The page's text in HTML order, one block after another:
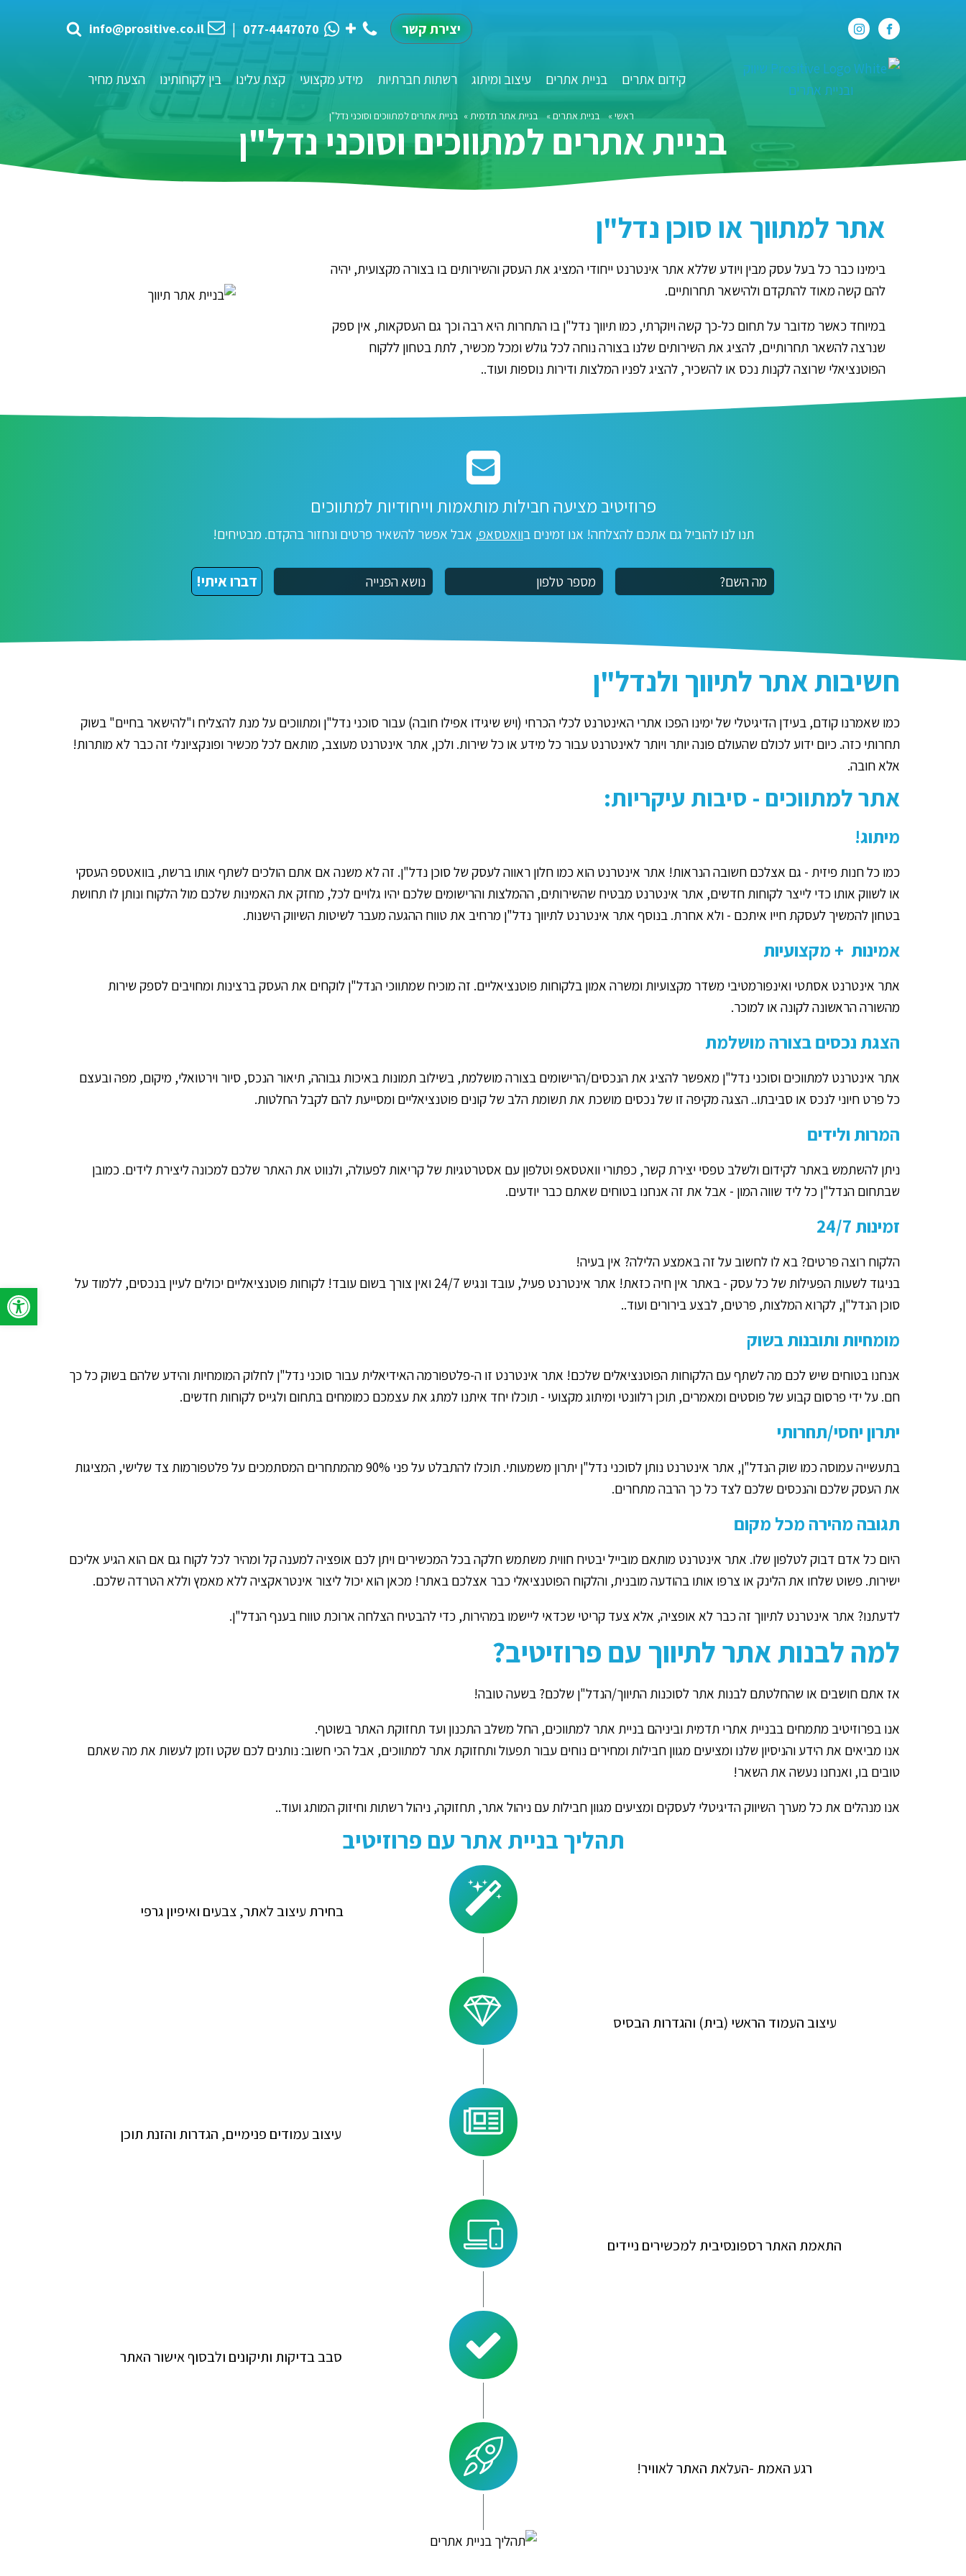
יצירת קשר 077-4447070
|
info@prositive.co.il
קידום אתרים בניית אתרים עיצוב ומיתוג רשתות חברתיות מידע מקצועי קצת עלינו בין לקוחותינו הצעת מחיר
ראשי» בניית אתרים» בניית אתר תדמית» בניית אתרים למתווכים וסוכני נדל"ן
בניית אתרים למתווכים וסוכני נדל"ן
אתר למתווך או סוכן נדל"ן
בימינו כבר כל בעל עסק מבין ויודע שללא אתר אינטרנט ייחודי המציג את העסק והשירותים בו בצורה מקצועית, יהיה
להם קשה מאוד להתקדם ולהישאר תחרותיים.
במיוחד כאשר מדובר על תחום כל-כך קשה ויוקרתי, כמו תיווך נדל"ן בו התחרות היא רבה וכך גם העסקאות, אין ספק
שנרצה להשאר תחרותיים, להציג את השירותים שלנו בצורה נוחה לכל גולש ומכל מכשיר, לתת בטחון ללקוח
הפוטנציאלי שרוצה לקנות נכס או להשכיר, להציג לפניו המלצות ודירות נוספות ועוד..
פרוזיטיב מציעה חבילות מותאמות וייחודיות למתווכים
תנו לנו להוביל גם אתכם להצלחה! אנו זמינים בוואטסאפ, אבל אפשר להשאיר פרטים ונחזור בהקדם. מבטיחים!
חשיבות אתר לתיווך ולנדל"ן
כמו שאמרנו קודם, בעידן הדיגיטלי של ימינו הפכו אתרי האינטרנט לכלי הכרחי (ויש שיגידו אפילו חובה) עבור סוכני נדל"ן ומתווכים על מנת להצליח ו"להישאר בחיים" בשוק
תחרותי כזה. כיום ידוע לכולם שהעולם פונה יותר ויותר לאינטרנט עבור כל מידע או כל שירות. ולכן, אתר אינטרנט מעוצב, מותאם לכל מכשיר ופונקציונלי זה כבר לא מותרות!
אלא חובה.
אתר למתווכים - סיבות עיקריות:
מיתוג!
כמו כל חנות פיזית - גם אצלכם חשובה הנראות! אתר אינטרנט הוא כמו חלון ראווה לעסק של סוכן נדל"ן. זה לא משנה אם אתם הולכים לשתף אותו ברשת, בוואטספ העסקי
או לשווק אותו כדי לייצר לקוחות חדשים, אתר אינטרנט מבטיח שהשירותים, ההמלצות והרישומים שלכם יהיו גלויים לכל, מחזק את האמינות שלכם מול הלקוח ונותן לו תחושת
בטחון להמשיך לעסקת חייו איתכם - ולא אחרת. בנוסף אתר אינטרנט לתיווך נדל"ן מרחיב את טווח ההגעה מעבר לשיטות השיווק הישנות.
אמינות + מקצועיות
אתר אינטרנט אסתטי ואינפורמטיבי משדר מקצועיות ומשרה אמון בלקוחות פוטנציאליים. זה מוכיח שמתווכי הנדל"ן לוקחים את העסק ברצינות ומחויבים לספק שירות
מהשורה הראשונה לקונה או למוכר.
הצגת נכסים בצורה מושלמת
אתר אינטרנט למתווכים וסוכני נדל"ן מאפשר להציג את הנכסים/הרישומים בצורה מושלמת, בשילוב תמונות באיכות גבוהה, תיאור הנכס, סיור וירטואלי, מיקום, מפה ובעצם
כל פרט חיוני לנכס או סביבתו.. הצגה מקיפה זו של נכסים מושכת את תשומת הלב של קונים פוטנציאליים ומסייעת להם לקבל החלטות.
המרות ולידים
ניתן להשתמש באתר לקידום ולשלב טפסי יצירת קשר, כפתורי וואטסאפ וטלפון עם אסטרטגיות של קריאות לפעולה, ולנווט את האתר שלכם למכונה ליצירת לידים. כמובן
שבתחום הנדל"ן כל ליד שווה המון - אבל את זה אנחנו בטוחים שאתם כבר יודעים.
זמינות 24/7
הלקוח רוצה פרטים? בא לו לחשוב על זה באמצע הלילה? אין בעיה!
בניגוד לשעות הפעילות של כל עסק - באתר אין חיה כזאת! אתר אינטרנט פעיל, עובד ונגיש 24/7 ואין צורך בשום עובד! לקוחות פוטנציאליים יכולים לעיין בנכסים, ללמוד על
סוכן הנדל"ן, לקרוא המלצות, פרטים, לבצע בירורים ועוד..
מומחיות ותובנות בשוק
אנחנו בטוחים שיש לכם מה לשתף עם הלקוחות הפוטנציאלים שלכם! אתר אינטרנט זו ה-פלטפורמה האידיאלית עבור סוכני נדל"ן לחלוק המומחיות והידע שלהם בשוק כל כך
חם. על ידי פרסום קבוע של פוסטים ומאמרים, תוכן רלוונטי ומיתוג מקצועי - תוכלו יחד איתנו למתג את עצמכם כמומחים בתחום ולגייס לקוחות חדשים.
יתרון יחסי/תחרותי
בתעשייה עמוסה כמו שוק הנדל"ן, אתר אינטרנט נותן לסוכני נדל"ן יתרון משמעותי. תוכלו להתבלט על פני 90% מהמתחרים המסתמכים על פלטפורמות צד שלישי, המציגות
את העסק שלכם והנכסים שלכם לצד כל כך הרבה מתחרים.
תגובה מהירה מכל מקום
היום כל אדם דבוק לטלפון שלו. אתר אינטרנט מותאם מובייל יבטיח חווית משתמש חלקה בכל המכשירים ויתן לכם אופציה למענה קל ומהיר לכל לקוח גם אם הוא הגיע אליכם
ישירות. פשוט שלחו את הלינק או צרפו אותו בהודעה מובנית, והלקוח הפוטנציאלי כבר אצלכם באתר! מכאן הוא יכול ליצור אינטראקציה ללא מאמץ וללא הטרדה שלכם.
לדעתנו? אתר אינטרנט לתיווך זה כבר לא אופציה, אלא צעד קריטי שכדאי ליישמו במהירות, כדי להבטיח הצלחה ארוכת טווח בענף הנדל"ן.
למה לבנות אתר לתיווך עם פרוזיטיב?
אז אתם חושבים או שהחלטתם לבנות אתר לסוכנות התיווך/הנדל"ן שלכם? בשעה טובה!
אנו בפרוזיטיב מתמחים בבניית אתרי תדמית וביניהם בניית אתר למתווכים, החל משלב התכנון ועד תחזוקת האתר בשוטף.
אנו מביאים את הידע והניסיון שלנו ומציעים מגוון חבילות ומחירים נוחים עבור תפעול ותחזוקת אתר למתווכים, אבל הכי חשוב: נותנים לכם שקט וזמן לעשות את מה שאתם
טובים בו, ואנחנו נעשה את השאר!
אנו מנהלים את כל מערך השיווק הדיגיטלי לעסקים ומציעים מגוון חבילות עם ניהול אתר, תחזוקה, ניהול רשתות וחיזוק המותג ועוד..
תהליך בניית אתר עם פרוזיטיב
בחירת עיצוב לאתר, צבעים ואיפיון גרפי
עיצוב העמוד הראשי (בית) והגדרות הבסיס
עיצוב עמודים פנימיים, הגדרות והזנת תוכן
התאמת האתר רספונסיבית למכשירים ניידים
סבב בדיקות ותיקונים ולבסוף אישור האתר
רגע האמת -העלאת האתר לאוויר!
פתח